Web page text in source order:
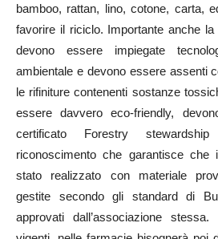
bamboo, rattan, lino, cotone, carta,
favorire il riciclo. Importante anche la
devono essere impiegate
ambientale e devono essere assenti
le rifiniture contenenti sostanze
essere davvero eco-friendly,
certificato Forestry
riconoscimento che garantisce che
stato realizzato con materiale
gestite secondo gli standard di
approvati dall’associazione